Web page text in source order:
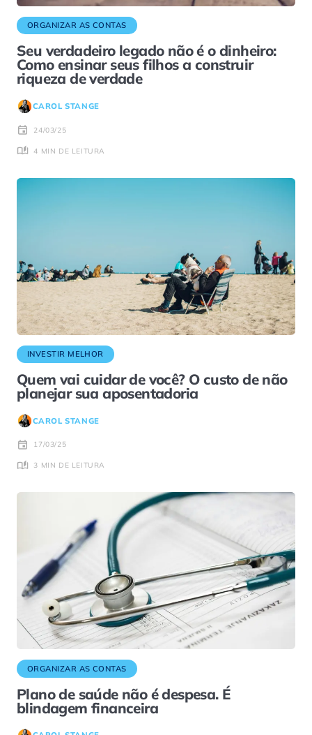
ORGANIZAR AS CONTAS
Seu verdadeiro legado não é o dinheiro:
Como ensinar seus filhos a construir
riqueza de verdade
CAROL STANGE
24/03/25
4 MIN DE LEITURA
INVESTIR MELHOR
Quem vai cuidar de você? O custo de não
planejar sua aposentadoria
CAROL STANGE
17/03/25
3 MIN DE LEITURA
ORGANIZAR AS CONTAS
Plano de saúde não é despesa. É
blindagem financeira